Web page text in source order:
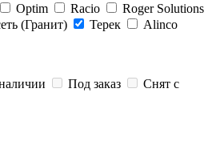
Optim Racio
Roger Solutions
(Гранит) Терек
Alinco
Под заказ
Снят с